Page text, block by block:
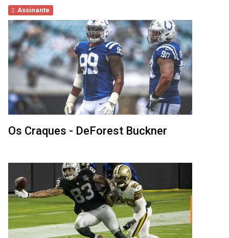
Assinante
Os Craques - DeForest Buckner